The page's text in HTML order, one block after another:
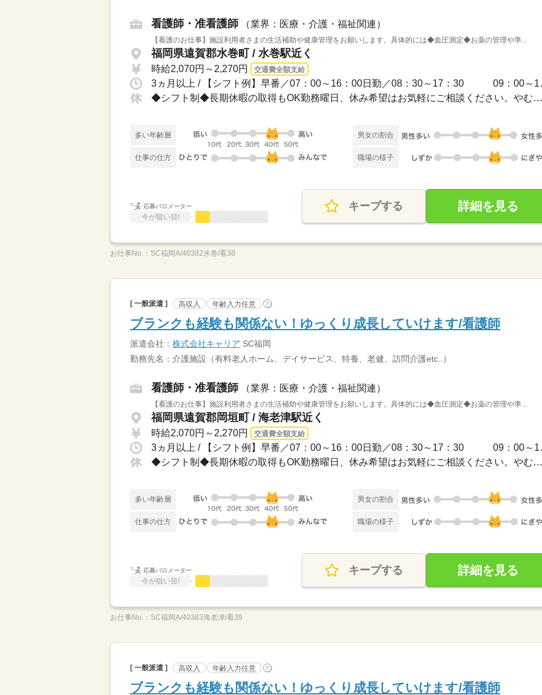
看護師・准看護師 （業界：医療・介護・福祉関連）
【看護のお仕事】施設利用者さまの生活補助や健康管理をお願いします。具体的には◆血圧測定◆お薬の管理や準...
福岡県遠賀郡水巻町 / 水巻駅近く
時給2,070円～2,270円 交通費全額支給
3ヵ月以上
◆シフト制◆長期休暇の取得もOK勤務曜日、休み希望はお気軽にご相談ください。やむを得...
多い年齢層 男女の割合
仕事の仕方 職場の様子
応募バロメーター
今が狙い目!
キープする 詳細を見る
お仕事No.： SC福岡A/40382水巻/看38
[ 一般派遣 ] 高収入 年齢入力任意 ?
ブランクも経験も関係ない！ゆっくり成長していけます/看護師
派遣会社： 株式会社キャリア SC福岡
勤務先名：介護施設（有料老人ホーム、デイサービス、特養、老健、訪問介護etc..）
看護師・准看護師 （業界：医療・介護・福祉関連）
【看護のお仕事】施設利用者さまの生活補助や健康管理をお願いします。具体的には◆血圧測定◆お薬の管理や準...
福岡県遠賀郡岡垣町 / 海老津駅近く
時給2,070円～2,270円 交通費全額支給
3ヵ月以上
◆シフト制◆長期休暇の取得もOK勤務曜日、休み希望はお気軽にご相談ください。やむを得...
多い年齢層 男女の割合
仕事の仕方 職場の様子
応募バロメーター
今が狙い目!
キープする 詳細を見る
お仕事No.： SC福岡A/40383海老津/看39
[ 一般派遣 ] 高収入 年齢入力任意 ?
ブランクも経験も関係ない！ゆっくり成長していけます/看護師